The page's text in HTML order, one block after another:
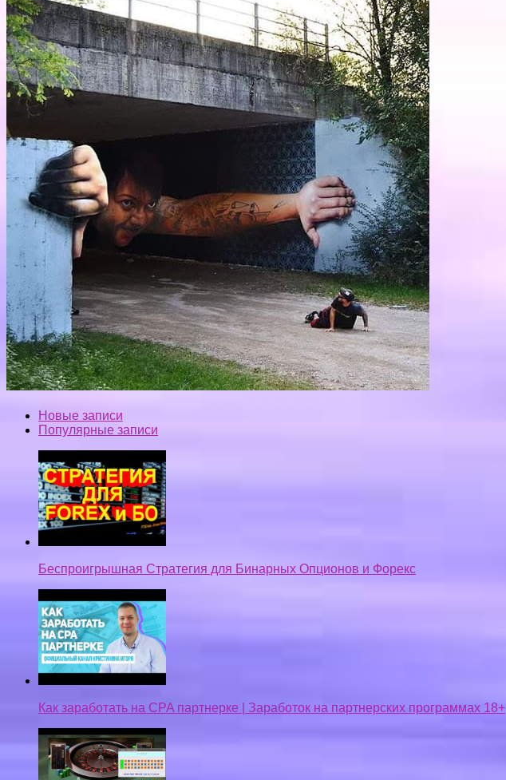
Новые записи
Популярные записи
Беспроигрышная Стратегия для Бинарных Опционов и Форекс
Как заработать на CPA партнерке | Заработок на партнерских программах 18+